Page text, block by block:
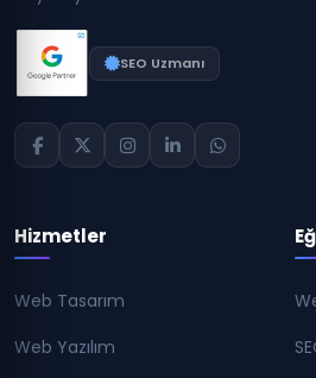
SEO Uzmanı
Hizmetler
Web Tasarım
Web Yazılım